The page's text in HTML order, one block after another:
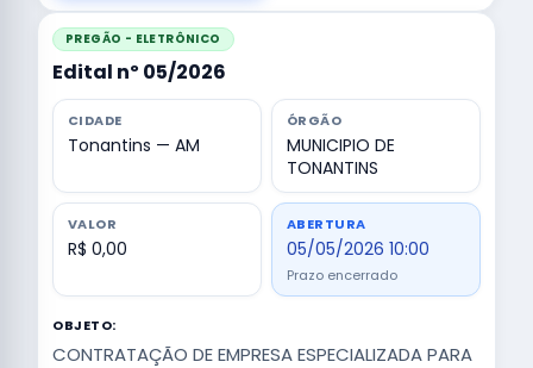
PREGÃO - ELETRÔNICO
Edital nº 05/2026
CIDADE
Tonantins — AM
ÓRGÃO
MUNICIPIO DE
TONANTINS
VALOR
R$ 0,00
ABERTURA
05/05/2026 10:00
Prazo encerrado
OBJETO:
CONTRATAÇÃO DE EMPRESA ESPECIALIZADA PARA